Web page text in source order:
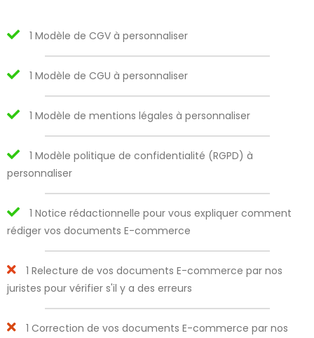
1 Modèle de CGV à personnaliser
1 Modèle de CGU à personnaliser
1 Modèle de mentions légales à personnaliser
1 Modèle politique de confidentialité (RGPD) à
personnaliser
1 Notice rédactionnelle pour vous expliquer comment
rédiger vos documents E-commerce
1 Relecture de vos documents E-commerce par nos
juristes pour vérifier s'il y a des erreurs
1 Correction de vos documents E-commerce par nos